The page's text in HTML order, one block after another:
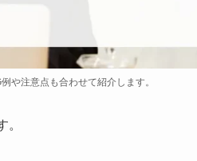
や注意点も合わせて紹介します。